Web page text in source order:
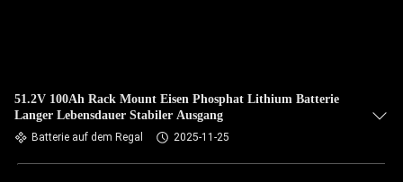
51.2V 100Ah Rack Mount Eisen Phosphat Lithium Batterie
Langer Lebensdauer Stabiler Ausgang
Batterie auf dem Regal 2025-11-25